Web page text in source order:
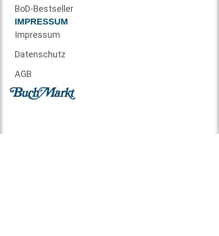
BoD-Bestseller
IMPRESSUM
Impressum
Datenschutz
AGB